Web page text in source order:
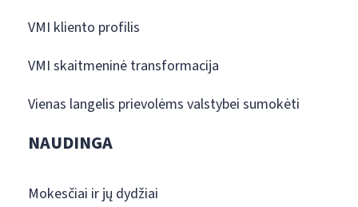
VMI kliento profilis
VMI skaitmeninė transformacija
Vienas langelis prievolėms valstybei sumokėti
NAUDINGA
Mokesčiai ir jų dydžiai